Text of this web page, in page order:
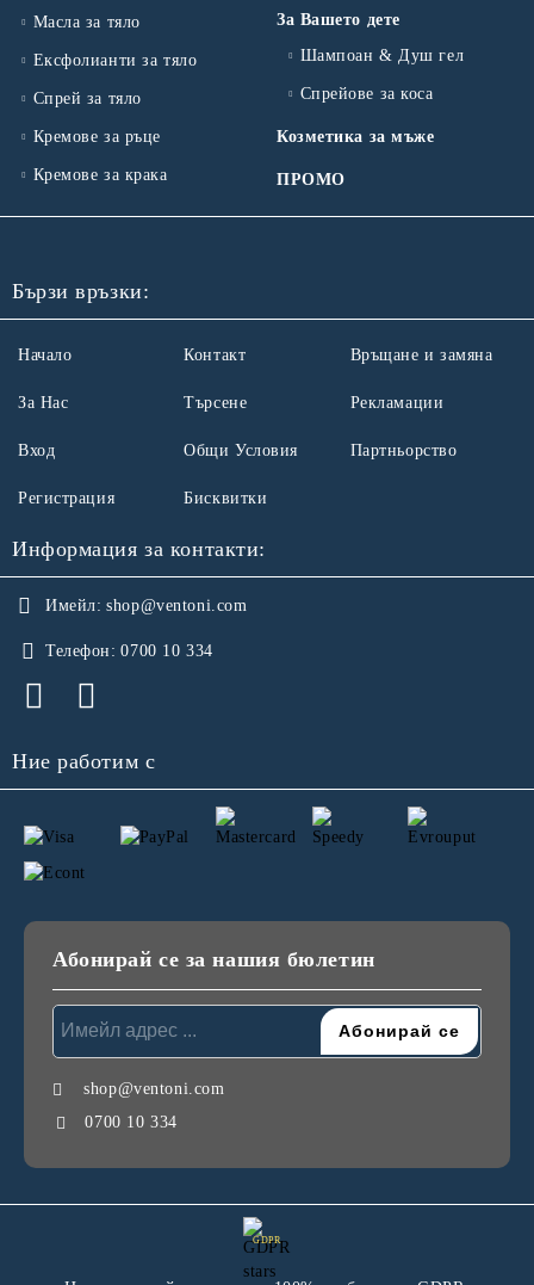
Масла за тяло
Ексфолианти за тяло
Спрей за тяло
Кремове за ръце
Кремове за крака
За Вашето дете
Шампоан & Душ гел
Спрейове за коса
Козметика за мъже
ПРОМО
Бързи връзки:
Начало
За Нас
Вход
Регистрация
Контакт
Търсене
Общи Условия
Бисквитки
Връщане и замяна
Рекламации
Партньорство
Информация за контакти:
Имейл: shop@ventoni.com
Телефон: 0700 10 334
Ние работим с
Абонирай се за нашия бюлетин
shop@ventoni.com
0700 10 334
GDPR